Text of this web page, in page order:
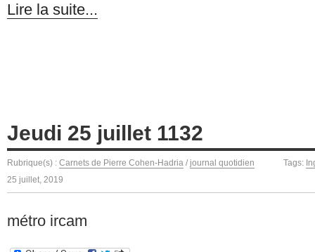
Lire la suite...
Jeudi 25 juillet 1132
Rubrique(s) : Carnets de Pierre Cohen-Hadria / journal quotidien Tags:
25 juillet, 2019
métro ircam